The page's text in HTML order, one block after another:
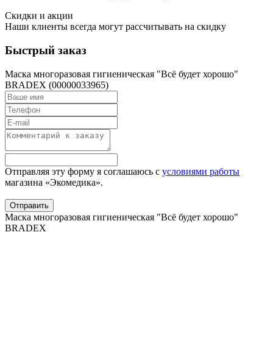
Скидки и акции
Наши клиенты всегда могут рассчитывать на скидку
Быстрый заказ
Маска многоразовая гигиеническая "Всё будет хорошо"
BRADEX (00000033965)
Отправляя эту форму я соглашаюсь с условиями работы
магазина «Экомедика».
Маска многоразовая гигиеническая "Всё будет хорошо"
BRADEX